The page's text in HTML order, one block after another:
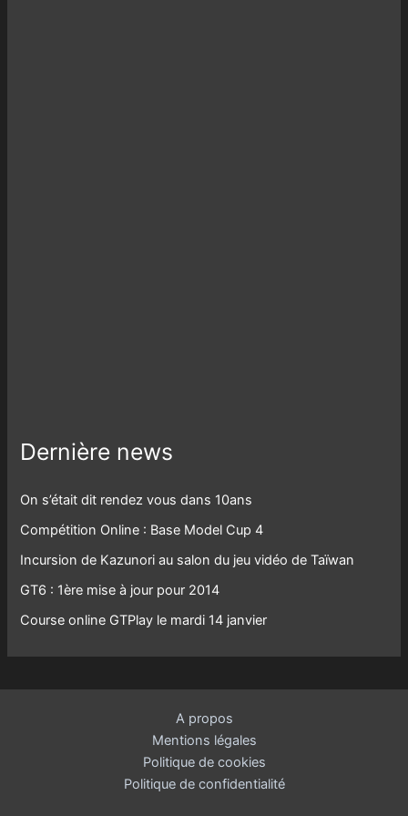
Dernière news
On s’était dit rendez vous dans 10ans
Compétition Online : Base Model Cup 4
Incursion de Kazunori au salon du jeu vidéo de Taïwan
GT6 : 1ère mise à jour pour 2014
Course online GTPlay le mardi 14 janvier
A propos
Mentions légales
Politique de cookies
Politique de confidentialité